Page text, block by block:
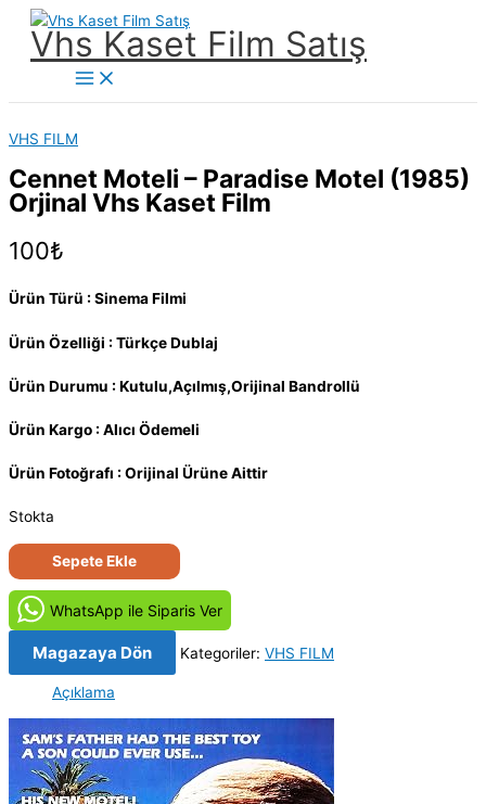
İçeriğe
Vhs Kaset Film Satış
Main
Menu
VHS FILM
Cennet Moteli – Paradise Motel (1985)
Orjinal Vhs Kaset Film
100₺
Ürün Türü : Sinema Filmi
Ürün Özelliği : Türkçe Dublaj
Ürün Durumu : Kutulu,Açılmış,Orijinal Bandrollü
Ürün Kargo : Alıcı Ödemeli
Ürün Fotoğrafı : Orijinal Ürüne Aittir
Stokta
Cennet
Moteli
Paradise
Motel
(1985)
Vhs
Kaset
Film
adet
Sepete Ekle
WhatsApp ile Siparis Ver
Magazaya Dön Kategoriler: VHS FILM
Açıklama